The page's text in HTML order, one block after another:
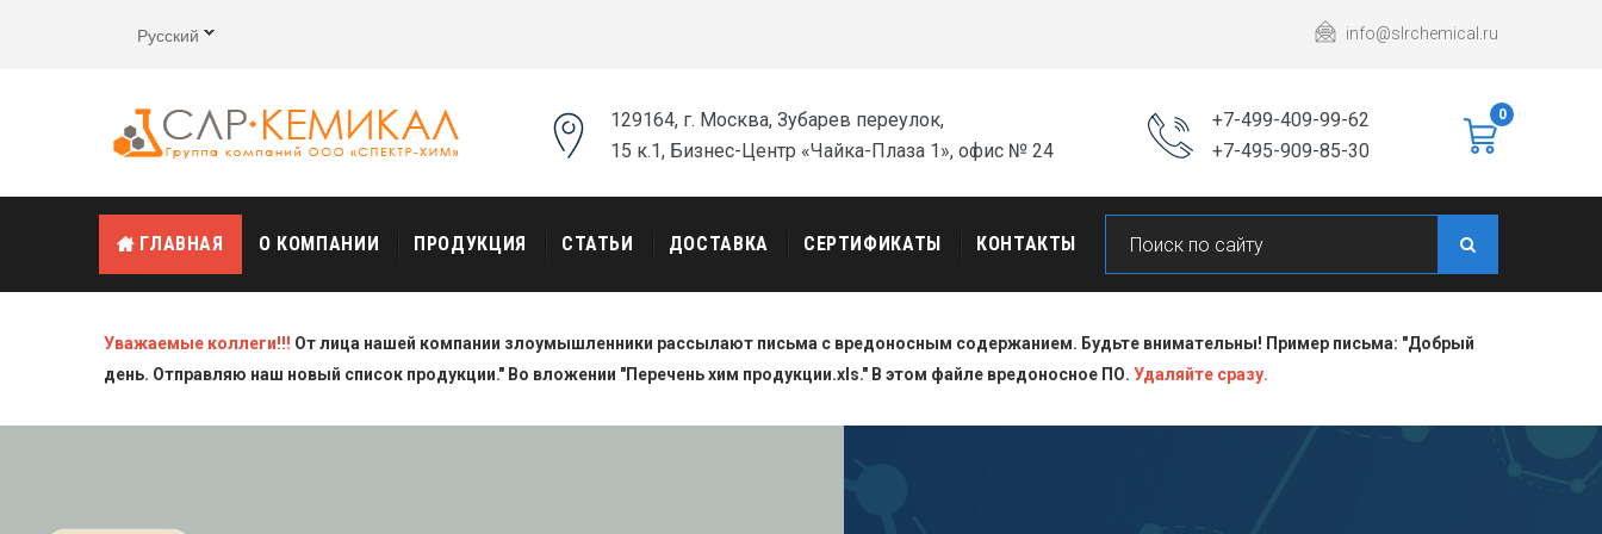
Русский info@slrchemical.ru
129164, г. Москва, Зубарев переулок,
15 к.1, Бизнес-Центр «Чайка-Плаза 1», офис № 24
+7-499-409-99-62
+7-495-909-85-30
0
ГЛАВНАЯ О КОМПАНИИ ПРОДУКЦИЯ СТАТЬИ ДОСТАВКА СЕРТИФИКАТЫ КОНТАКТЫ
Уважаемые коллеги!!! От лица нашей компании злоумышленники рассылают письма с вредоносным содержанием. Будьте внимательны! Пример письма: "Добрый
день. Отправляю наш новый список продукции." Во вложении "Перечень хим продукции.xls." В этом файле вредоносное ПО. Удаляйте сразу.